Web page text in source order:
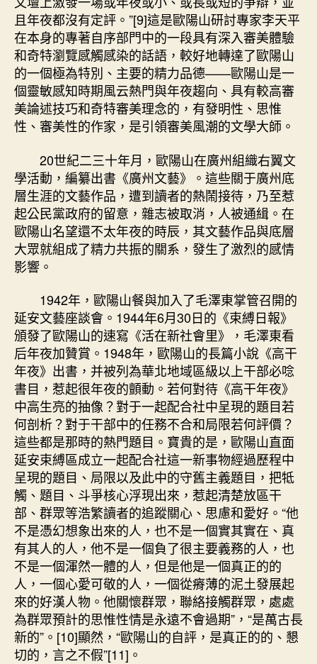
且年夜都沒有定評。”[9]這是歐陽山研討專家李天平
在本身的專著自序部門中的一段具有深入審美體驗
和奇特瀏覽感觸感染的話語，較好地轉達了歐陽山
的一個極為特別、主要的精力品德——歐陽山是一
個靈敏感知時期風云熱門與年夜趨向、具有較高審
美論述技巧和奇特審美理念的，有發明性、思惟
性、審美性的作家，是引領審美風潮的文學大師。
20世紀二三十年月，歐陽山在廣州組織右翼文
學活動，編纂出書《廣州文藝》。這些關于廣州底
層生涯的文藝作品，遭到讀者的熱鬧接待，乃至惹
起公民黨政府的留意，雜志被取消，人被通緝。在
歐陽山名望還不太年夜的時辰，其文藝作品與底層
大眾就組成了精力共振的關系，發生了激烈的感情
影響。
1942年，歐陽山餐與加入了毛澤東掌管召開的
延安文藝座談會。1944年6月30日的《束縛日報》
頒發了歐陽山的速寫《活在新社會里》，毛澤東看
后年夜加贊賞。1948年，歐陽山的長篇小說《高干
年夜》出書，并被列為華北地域區級以上干部必唸
書目，惹起很年夜的顫動。若何對待《高干年夜》
中高生亮的抽像？對于一起配合社中呈現的題目若
何剖析？對于干部中的任務不合和局限若何評價？
這些都是那時的熱門題目。寶貴的是，歐陽山直面
延安束縛區成立一起配合社這一新事物經過歷程中
呈現的題目、局限以及此中的守舊主義題目，把牴
觸、題目、斗爭核心浮現出來，惹起清楚放區干
部、群眾等浩繁讀者的追蹤關心、思慮和愛好。“他
不是憑幻想象出來的人，也不是一個實其實在、真
有其人的人，他不是一個負了很主要義務的人，也
不是一個渾然一體的人，但是他是一個真正的的
人，一個心愛可敬的人，一個從瘠薄的泥土發展起
來的好漢人物。他關懷群眾，聯絡接觸群眾，處處
為群眾預計的思惟性情是永遠不會過期”，“是萬古長
新的”。[10]顯然，“歐陽山的自評，是真正的的、懇
切的，言之不假”[11]。